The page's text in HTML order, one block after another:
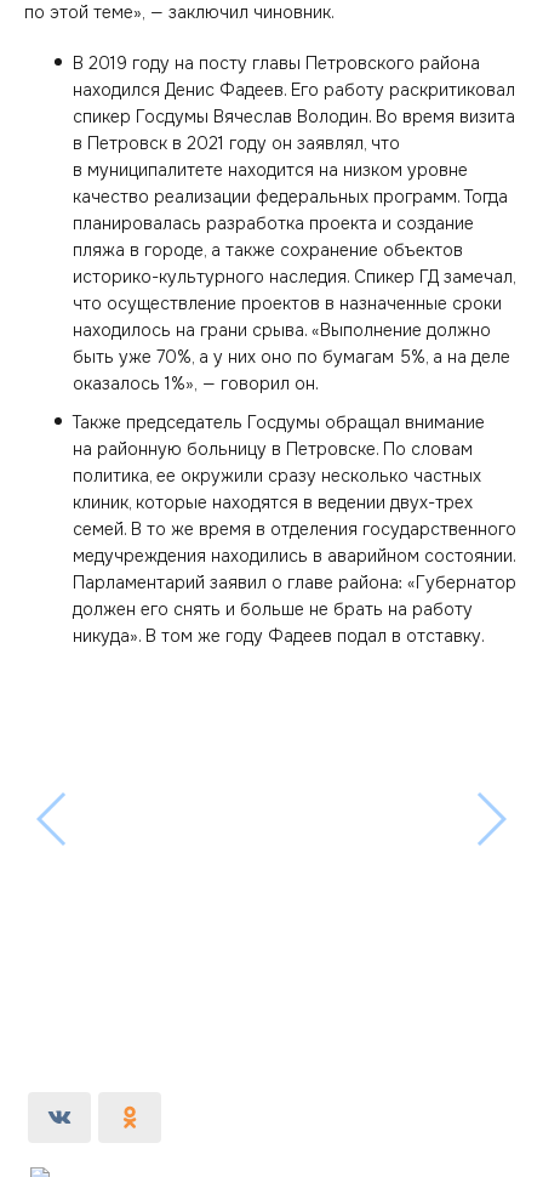
по этой теме», — заключил чиновник.
В 2019 году на посту главы Петровского района
находился Денис Фадеев. Его работу раскритиковал
спикер Госдумы Вячеслав Володин. Во время визита
в Петровск в 2021 году он заявлял, что
в муниципалитете находится на низком уровне
качество реализации федеральных программ. Тогда
планировалась разработка проекта и создание
пляжа в городе, а также сохранение объектов
историко-культурного наследия. Спикер ГД замечал,
что осуществление проектов в назначенные сроки
находилось на грани срыва. «Выполнение должно
быть уже 70%, а у них оно по бумагам 5%, а на деле
оказалось 1%», — говорил он.
Также председатель Госдумы обращал внимание
на районную больницу в Петровске. По словам
политика, ее окружили сразу несколько частных
клиник, которые находятся в ведении двух-трех
семей. В то же время в отделения государственного
медучреждения находились в аварийном состоянии.
Парламентарий заявил о главе района: «Губернатор
должен его снять и больше не брать на работу
никуда». В том же году Фадеев подал в отставку.